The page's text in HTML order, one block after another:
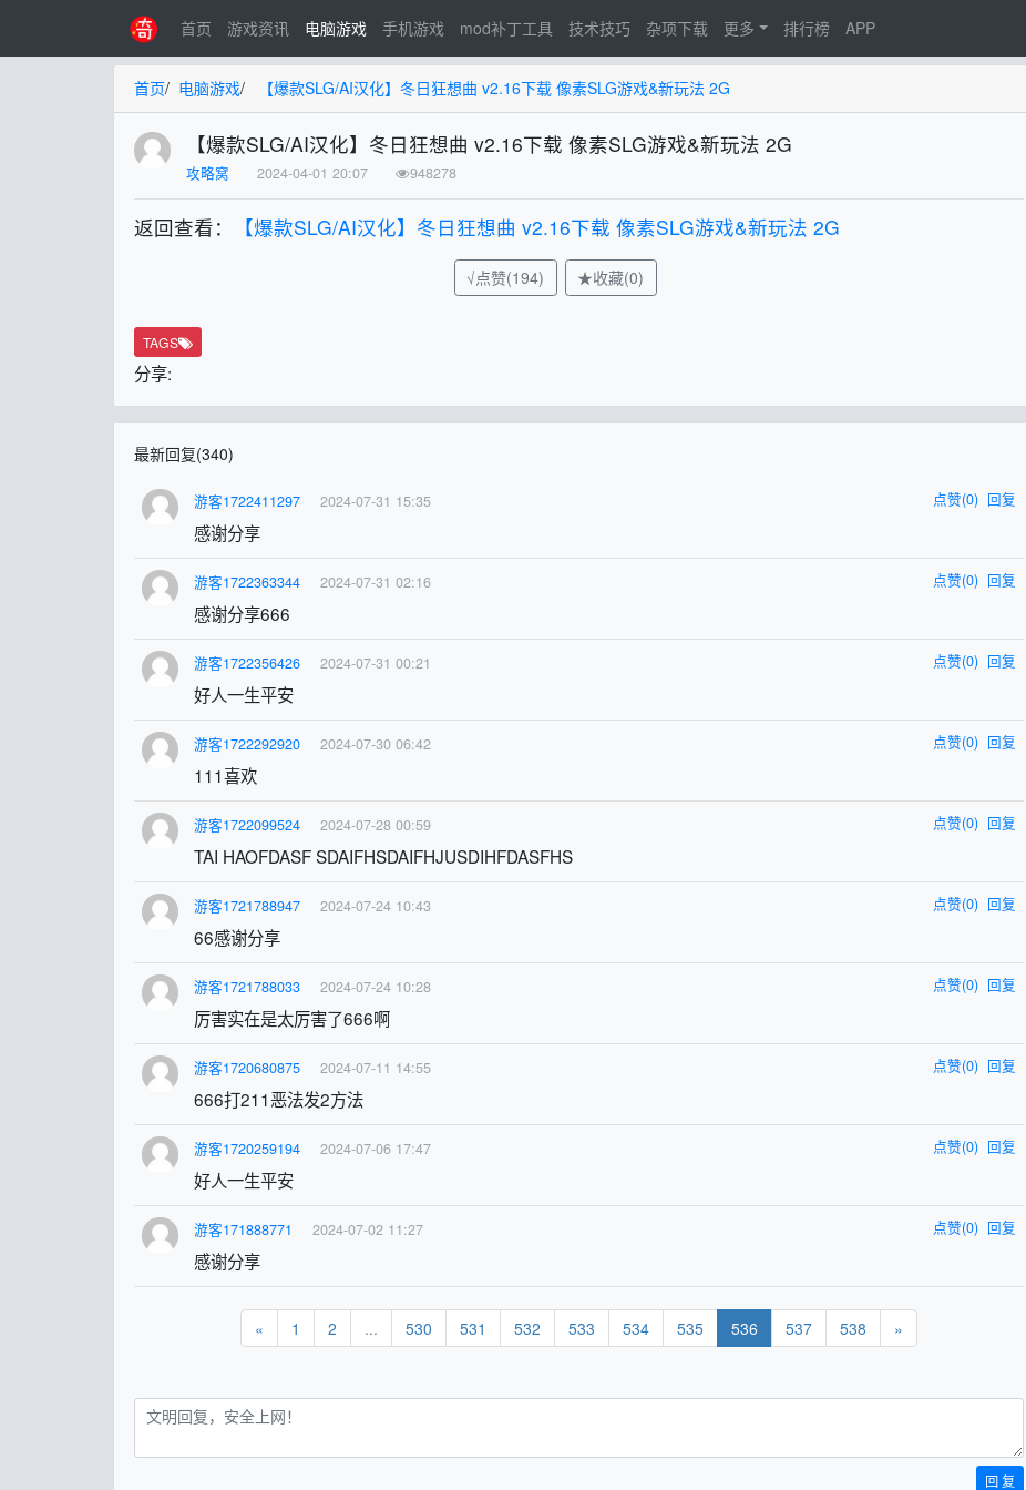
首页 游戏资讯 电脑游戏 手机游戏 mod补丁工具 技术技巧 杂项下载 更多 排行榜 APP
首页/ 电脑游戏/ 【爆款SLG/AI汉化】冬日狂想曲 v2.16下载 像素SLG游戏&新玩法 2G
【爆款SLG/AI汉化】冬日狂想曲 v2.16下载 像素SLG游戏&新玩法 2G
攻略窝 2024-04-01 20:07 948278
返回查看： 【爆款SLG/AI汉化】冬日狂想曲 v2.16下载 像素SLG游戏&新玩法 2G
√点赞(194) ★收藏(0)
TAGS
分享:
最新回复(340)
游客1722411297 2024-07-31 15:35 点赞(0) 回复
感谢分享
游客1722363344 2024-07-31 02:16 点赞(0) 回复
感谢分享666
游客1722356426 2024-07-31 00:21 点赞(0) 回复
好人一生平安
游客1722292920 2024-07-30 06:42 点赞(0) 回复
111喜欢
游客1722099524 2024-07-28 00:59 点赞(0) 回复
TAI HAOFDASF SDAIFHSDAIFHJUSDIHFDASFHS
游客1721788947 2024-07-24 10:43 点赞(0) 回复
66感谢分享
游客1721788033 2024-07-24 10:28 点赞(0) 回复
厉害实在是太厉害了666啊
游客1720680875 2024-07-11 14:55 点赞(0) 回复
666打211恶法发2方法
游客1720259194 2024-07-06 17:47 点赞(0) 回复
好人一生平安
游客171888771 2024-07-02 11:27 点赞(0) 回复
感谢分享
« 1 2 ... 530 531 532 533 534 535 536 537 538 »
回 复